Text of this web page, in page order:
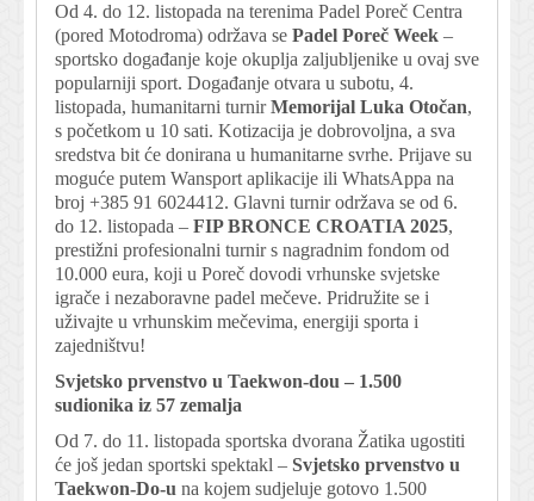
Od 4. do 12. listopada na terenima Padel Poreč Centra
(pored Motodroma) održava se Padel Poreč Week –
sportsko događanje koje okuplja zaljubljenike u ovaj sve
popularniji sport. Događanje otvara u subotu, 4.
listopada, humanitarni turnir Memorijal Luka Otočan,
s početkom u 10 sati. Kotizacija je dobrovoljna, a sva
sredstva bit će donirana u humanitarne svrhe. Prijave su
moguće putem Wansport aplikacije ili WhatsAppa na
broj +385 91 6024412. Glavni turnir održava se od 6.
do 12. listopada – FIP BRONCE CROATIA 2025,
prestižni profesionalni turnir s nagradnim fondom od
10.000 eura, koji u Poreč dovodi vrhunske svjetske
igrače i nezaboravne padel mečeve. Pridružite se i
uživajte u vrhunskim mečevima, energiji sporta i
zajedništvu!
Svjetsko prvenstvo u Taekwon-dou – 1.500
sudionika iz 57 zemalja
Od 7. do 11. listopada sportska dvorana Žatika ugostiti
će još jedan sportski spektakl – Svjetsko prvenstvo u
Taekwon-Do-u na kojem sudjeluje gotovo 1.500